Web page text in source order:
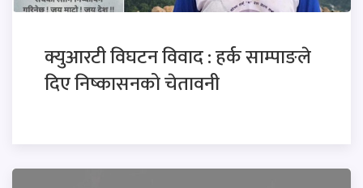
क्युआरटी विघटन विवाद : हर्क साम्पाङले
दिए निष्कासनको चेतावनी